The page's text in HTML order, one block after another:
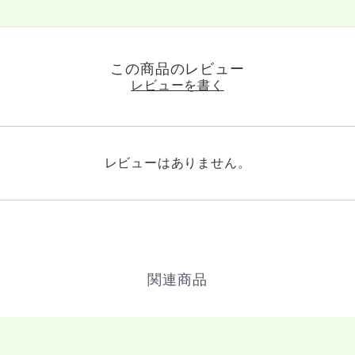
この商品のレビュー
レビューを書く
レビューはありません。